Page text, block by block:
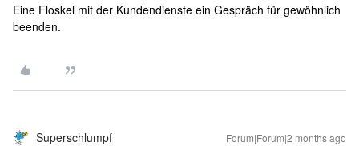
Eine Floskel mit der Kundendienste ein Gespräch für gewöhnlich
beenden.
Superschlumpf Forum|Forum|2 months ago